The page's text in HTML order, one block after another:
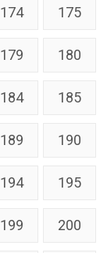
174 175
179 180
184 185
189 190
194 195
199 200